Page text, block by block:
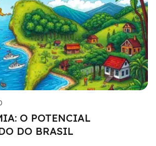
O POTENCIAL
DO BRASIL